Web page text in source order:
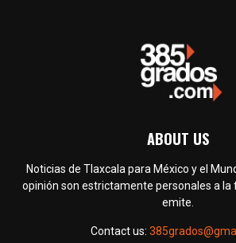
ABOUT US
Noticias de Tlaxcala para México y el
opinión son estrictamente personales a la
emite.
Contact us: